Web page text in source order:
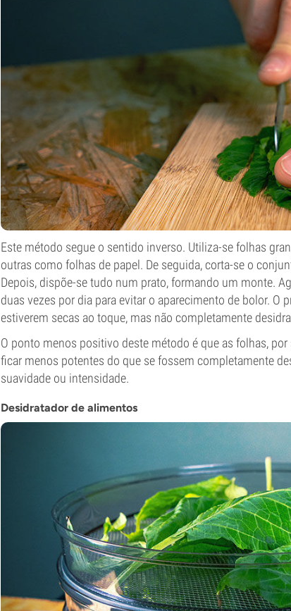
Este método segue o sentido inverso. Utiliza-se folhas
outras como folhas de papel. De seguida, corta-se o
Depois, dispõe-se tudo num prato, formando um monte.
duas vezes por dia para evitar o aparecimento de bolor. O
estiverem secas ao toque, mas não completamente
O ponto menos positivo deste método é que as folhas,
ficar menos potentes do que se fossem completamente
suavidade ou intensidade.
Desidratador de alimentos